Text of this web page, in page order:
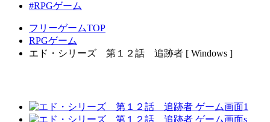
#RPGゲーム
フリーゲームTOP
RPGゲーム
エド・シリーズ 第１２話 追跡者 [ Windows ]